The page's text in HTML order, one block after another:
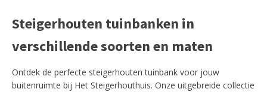
Steigerhouten tuinbanken in
verschillende soorten en maten
Ontdek de perfecte steigerhouten tuinbank voor jouw
buitenruimte bij Het Steigerhouthuis. Onze uitgebreide collectie